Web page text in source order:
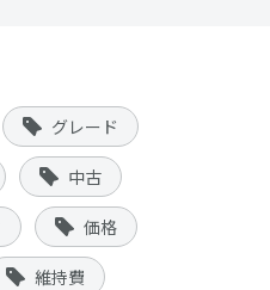
グレード
中古
価格
維持費